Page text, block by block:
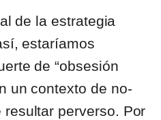
de la estrategia
estaríamos
de “obsesión
un contexto de no-
perverso. Por